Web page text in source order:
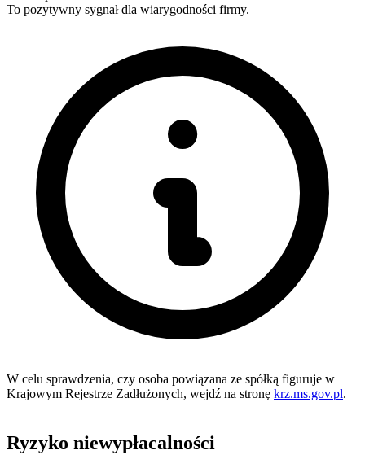
To pozytywny sygnał dla wiarygodności firmy.
W celu sprawdzenia, czy osoba powiązana ze spółką figuruje w
Krajowym Rejestrze Zadłużonych, wejdź na stronę krz.ms.gov.pl.
Ryzyko niewypłacalności